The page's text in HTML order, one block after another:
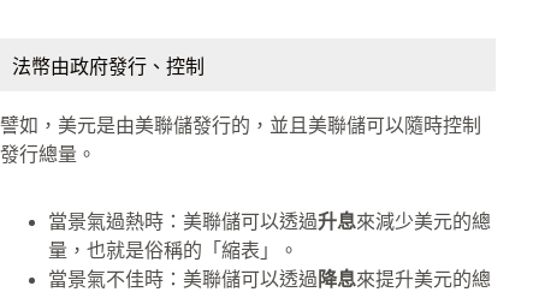
法幣由政府發行、控制
譬如，美元是由美聯儲發行的，並且美聯儲可以隨時控制
發行總量。
當景氣過熱時：美聯儲可以透過升息來減少美元的總
量，也就是俗稱的「縮表」。
當景氣不佳時：美聯儲可以透過 降息來提升美元的總